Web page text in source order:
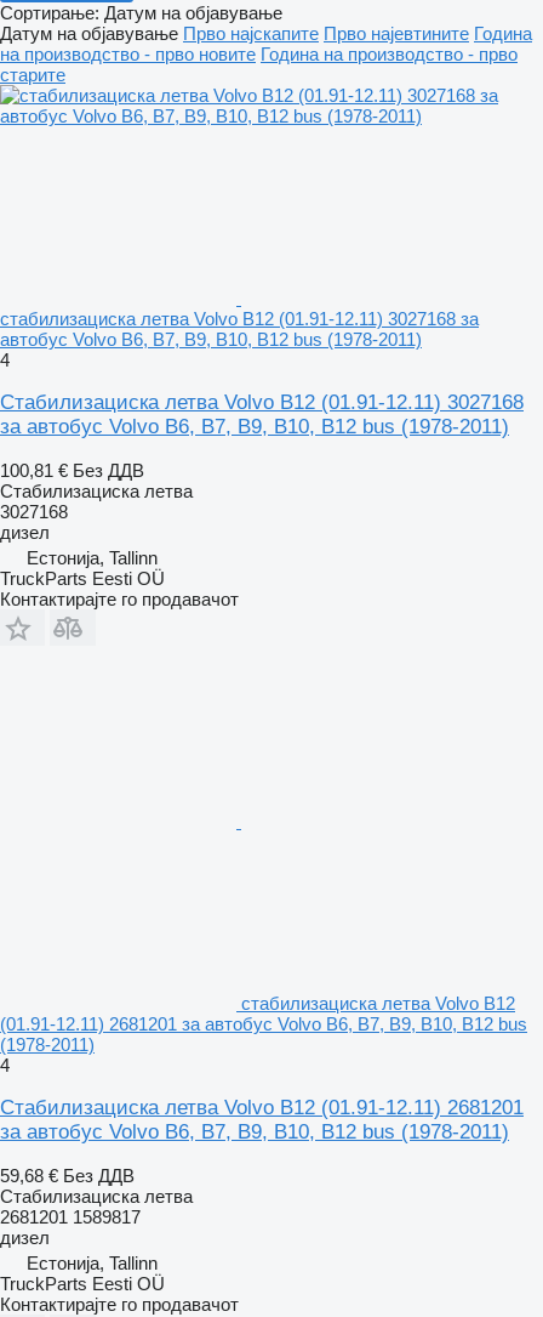
Сортирање: Датум на објавување
Датум на објавување Прво најскапите Прво најевтините Година
на производство - прво новите Година на производство - прво
старите
стабилизациска летва Volvo B12 (01.91-12.11) 3027168 за
автобус Volvo B6, B7, B9, B10, B12 bus (1978-2011)
4
Стабилизациска летва Volvo B12 (01.91-12.11) 3027168
за автобус Volvo B6, B7, B9, B10, B12 bus (1978-2011)
100,81 € Без ДДВ
Стабилизациска летва
3027168
дизел
Естонија, Tallinn
TruckParts Eesti OÜ
Контактирајте го продавачот
стабилизациска летва Volvo B12
(01.91-12.11) 2681201 за автобус Volvo B6, B7, B9, B10, B12 bus
(1978-2011)
4
Стабилизациска летва Volvo B12 (01.91-12.11) 2681201
за автобус Volvo B6, B7, B9, B10, B12 bus (1978-2011)
59,68 € Без ДДВ
Стабилизациска летва
2681201 1589817
дизел
Естонија, Tallinn
TruckParts Eesti OÜ
Контактирајте го продавачот